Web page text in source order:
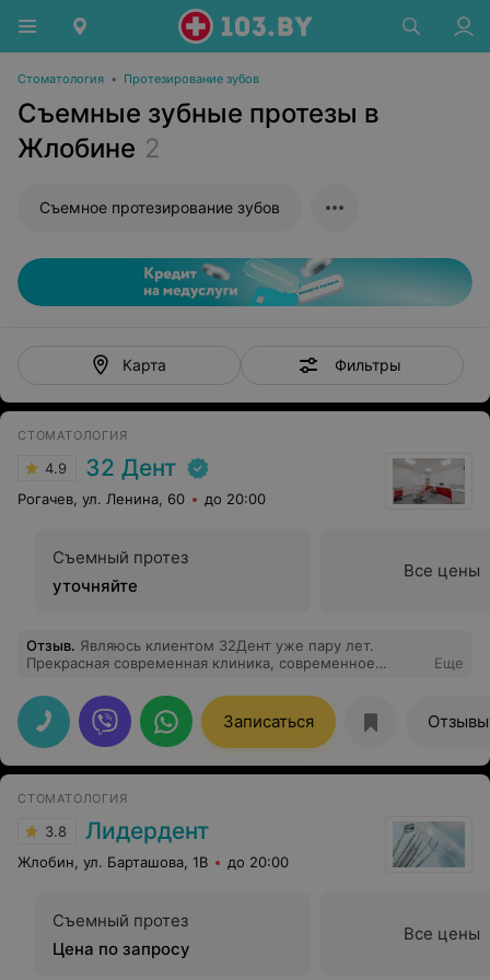
Стоматология • Протезирование зубов
Съемные зубные протезы в
Жлобине 2
Съемное протезирование зубов
Карта Фильтры
СТОМАТОЛОГИЯ
4.9 32 Дент
Рогачев, ул. Ленина, 60 до 20:00
Съемный протез
уточняйте
Все цены
Отзыв. Являюсь клиентом 32Дент уже пару лет.
Прекрасная современная клиника, современное
Проходила комплексное лечение с имплантацией и
последующим протезированием. Очень довольна
результатом. Все врачи прекрасные специалисты.
Отдельное спасибо хирургу. Никогда не думала, что
имплантация может быть такой безболезненной и
Еще
Записаться Отзывы
СТОМАТОЛОГИЯ
3.8 Лидердент
Жлобин, ул. Барташова, 1В до 20:00
Съемный протез
Цена по запросу
Все цены